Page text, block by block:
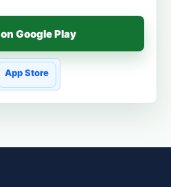
Google Play
App Store